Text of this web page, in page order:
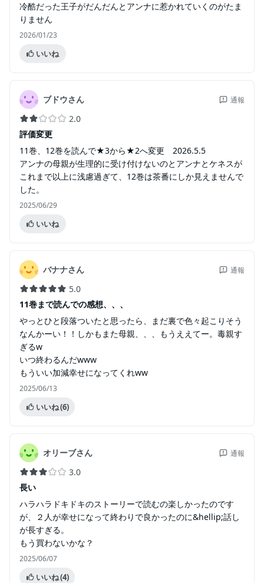
冷酷だった王子がだんだんとアンナに惹かれていくのがたま
りません
2026/01/23
いいね
ブドウさん 通報
2.0
評価変更
11巻、12巻を読んで★3から★2へ変更 2026.5.5
アンナの母親が生理的に受け付けないのとアンナとケネスが
これまで以上に浅慮過ぎて、12巻は茶番にしか見えませんで
した。
2025/06/29
いいね
バナナさん 通報
5.0
11巻まで読んでの感想、、、
やっとひと段落ついたと思ったら、まだ裏で色々起こりそう
なんかーい！！しかもまた母親、、、もうええてー。毒親す
ぎるw
いつ終わるんだwww
もういい加減幸せになってくれww
2025/06/13
いいね(6)
オリーブさん 通報
3.0
長い
ハラハラドキドキのストーリーで読むの楽しかったのです
が、２人が幸せになって終わりで良かったのに&hellip;話し
が長すぎる。
もう買わないかな？
2025/06/07
いいね(4)